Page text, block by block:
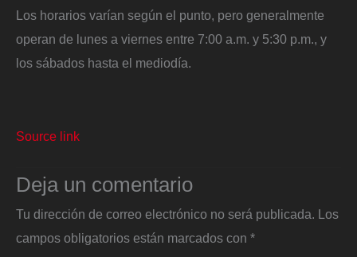
Los horarios varían según el punto, pero generalmente
operan de lunes a viernes entre 7:00 a.m. y 5:30 p.m., y
los sábados hasta el mediodía.
Source link
Deja un comentario
Tu dirección de correo electrónico no será publicada.
Los
campos obligatorios están marcados con *